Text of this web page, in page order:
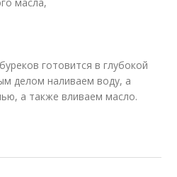
готовится в глубокой
делом наливаем воду, а
а также вливаем масло.